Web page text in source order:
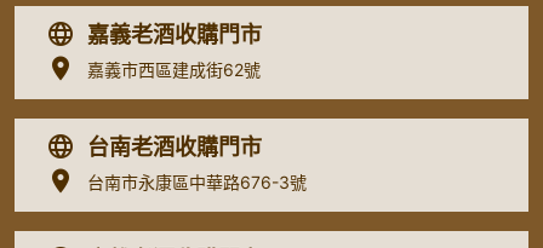
嘉義老酒收購門市
嘉義市西區建成街62號
台南老酒收購門市
台南市永康區中華路676-3號